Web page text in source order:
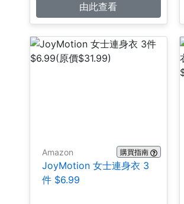
由此查看
Amazon 購買指南
JoyMotion 女士連身衣 3
件 $6.99